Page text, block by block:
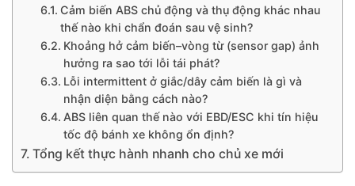
Cảm biến ABS chủ động và thụ động khác nhau
thế nào khi chẩn đoán sau vệ sinh?
Khoảng hở cảm biến–vòng từ (sensor gap) ảnh
hưởng ra sao tới lỗi tái phát?
Lỗi intermittent ở giắc/dây cảm biến là gì và
nhận diện bằng cách nào?
ABS liên quan thế nào với EBD/ESC khi tín hiệu
tốc độ bánh xe không ổn định?
Tổng kết thực hành nhanh cho chủ xe mới